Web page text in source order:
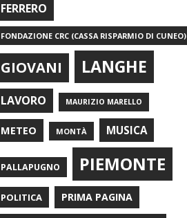
FERRERO
FONDAZIONE CRC (CASSA RISPARMIO DI CUNEO)
GIOVANI LANGHE
LAVORO MAURIZIO MARELLO
METEO MONTÀ MUSICA
PALLAPUGNO PIEMONTE
POLITICA PRIMA PAGINA